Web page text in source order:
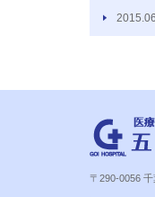
2015.06
〒290-0056